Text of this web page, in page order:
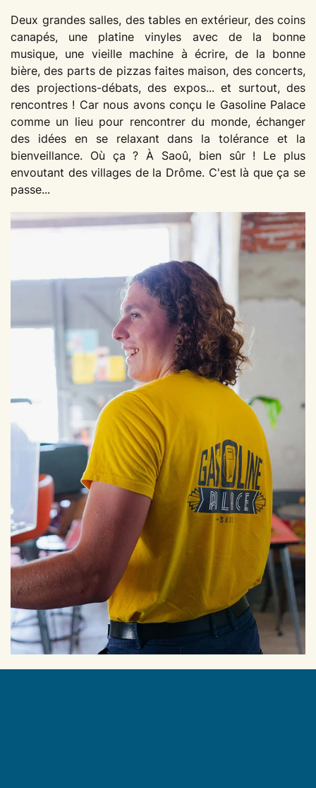
Deux grandes salles, des tables en extérieur, des coins
canapés, une platine vinyles avec de la bonne
musique, une vieille machine à écrire, de la bonne
bière, des parts de pizzas faites maison, des concerts,
des projections-débats, des expos... et surtout, des
rencontres ! Car nous avons conçu le Gasoline Palace
comme un lieu pour rencontrer du monde, échanger
des idées en se relaxant dans la tolérance et la
bienveillance. Où ça ? À Saoû, bien sûr ! Le plus
envoutant des villages de la Drôme. C'est là que ça se
passe...